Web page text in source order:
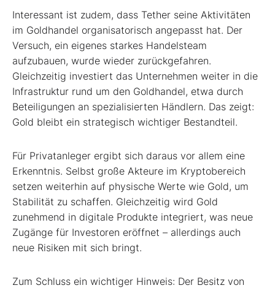
Interessant ist zudem, dass Tether seine Aktivitäten
im Goldhandel organisatorisch angepasst hat. Der
Versuch, ein eigenes starkes Handelsteam
aufzubauen, wurde wieder zurückgefahren.
Gleichzeitig investiert das Unternehmen weiter in die
Infrastruktur rund um den Goldhandel, etwa durch
Beteiligungen an spezialisierten Händlern. Das zeigt:
Gold bleibt ein strategisch wichtiger Bestandteil.
Für Privatanleger ergibt sich daraus vor allem eine
Erkenntnis. Selbst große Akteure im Kryptobereich
setzen weiterhin auf physische Werte wie Gold, um
Stabilität zu schaffen. Gleichzeitig wird Gold
zunehmend in digitale Produkte integriert, was neue
Zugänge für Investoren eröffnet – allerdings auch
neue Risiken mit sich bringt.
Zum Schluss ein wichtiger Hinweis: Der Besitz von